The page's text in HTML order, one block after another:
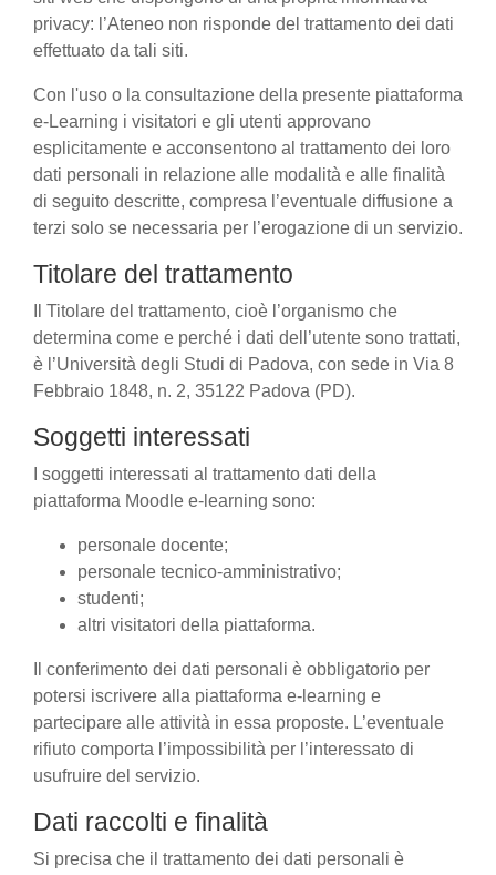
privacy: l’Ateneo non risponde del trattamento dei dati
effettuato da tali siti.
Con l'uso o la consultazione della presente piattaforma
e-Learning i visitatori e gli utenti approvano
esplicitamente e acconsentono al trattamento dei loro
dati personali in relazione alle modalità e alle finalità
di seguito descritte, compresa l’eventuale diffusione a
terzi solo se necessaria per l’erogazione di un servizio.
Titolare del trattamento
Il Titolare del trattamento, cioè l’organismo che
determina come e perché i dati dell’utente sono trattati,
è l’Università degli Studi di Padova, con sede in Via 8
Febbraio 1848, n. 2, 35122 Padova (PD).
Soggetti interessati
I soggetti interessati al trattamento dati della
piattaforma Moodle e-learning sono:
personale docente;
personale tecnico-amministrativo;
studenti;
altri visitatori della piattaforma.
Il conferimento dei dati personali è obbligatorio per
potersi iscrivere alla piattaforma e-learning e
partecipare alle attività in essa proposte. L’eventuale
rifiuto comporta l’impossibilità per l’interessato di
usufruire del servizio.
Dati raccolti e finalità
Si precisa che il trattamento dei dati personali è